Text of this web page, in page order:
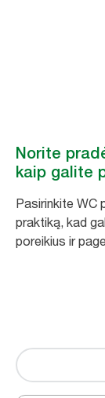
Norite
kaip galite
Pasirinkite WC
praktiką, kad
poreikius ir